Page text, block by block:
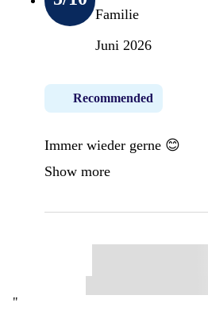
Familie
Juni 2026
Recommended
Immer wieder gerne 😊
Show more
"